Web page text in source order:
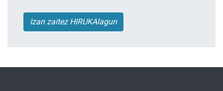
Izan zaitez HIRUKAlagun